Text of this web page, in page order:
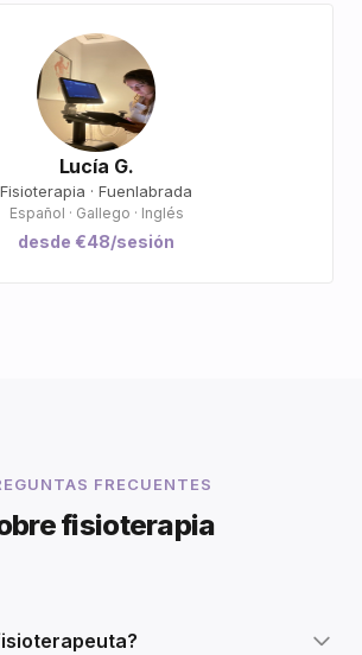
Lucía G.
Fisioterapia · Fuenlabrada
Español · Gallego · Inglés
desde €48/sesión
FRECUENTES
fisioterapia